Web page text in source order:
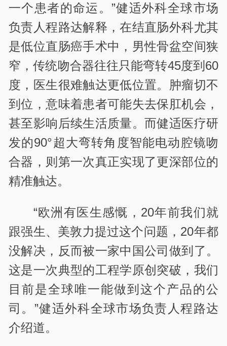
一个患者的命运。”健适外科全球市场
负责人程路达解释，在结直肠外科尤其
是低位直肠癌手术中，男性骨盆空间狭
窄，传统吻合器往往只能弯转45度到60
度，医生很难触达更低位置。肿瘤切不
到位，意味着患者可能失去保肛机会，
甚至影响后续生活质量。而健适医疗研
发的90°超大弯转角度智能电动腔镜吻
合器，则第一次真正实现了更深部位的
精准触达。
“欧洲有医生感慨，20年前我们就
跟强生、美敦力提过这个问题，20年都
没解决，反而被一家中国公司做到了。
这是一次典型的工程学原创突破，我们
目前是全球唯一能做到这个产品的公
司。”健适外科全球市场负责人程路达
介绍道。